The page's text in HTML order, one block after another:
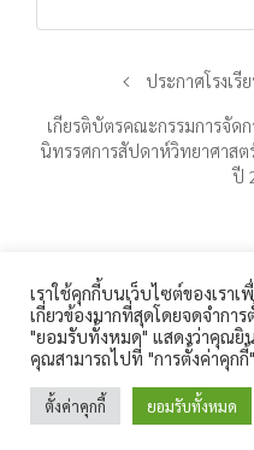
ประกาศโรงเ
เกียรติบัตรคณะกรรมการจัด
นิทรรศการสัปดาห์วิทยาศาสต
ปี
โรงเรียนสิรินธร 360 ถนนเ
สุรินทร์ จังหวัดสุรินทร์
โทรสาร :
เราใช้คุกกี้บนเว็บไซต์ของเร
เกี่ยวข้องมากที่สุดโดยจดจำกา
"ยอมรับทั้งหมด" แสดงว่าคุณยิ
คุณสามารถไปที่ "การตั้งค่าคุก
ตั้งค่าคุกกี้ ยอมรับทั้งหมด